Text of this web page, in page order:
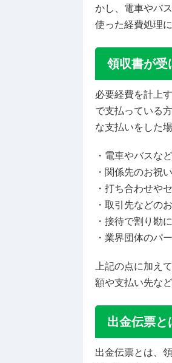
かし、電車やバ
使った経費処理
領収書が受
必要経費を計上
で支払っている
な支払いをした
・電車やバスな
・関係先のお祝
・打ち合わせや
・取引先などの
・接待で割り勘
・業界団体のパ
上記の点に加え
額や支払い先な
出金伝票と
出金伝票とは、